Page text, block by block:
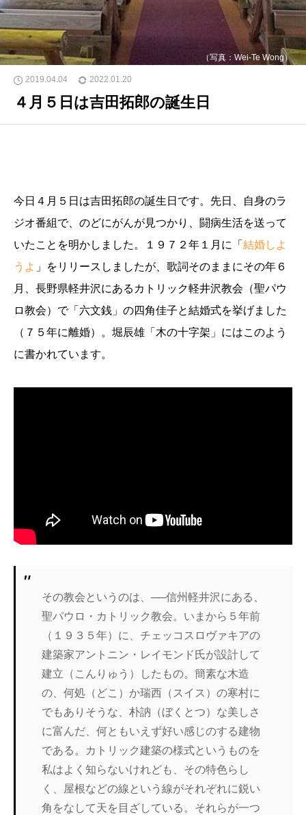
（写真：Wei-Te Wong）
2019.04.04 2022.01.20
４月５日は吉田拓郎の誕生日
今日４月５日は吉田拓郎の誕生日です。先日、自身のラ
ジオ番組で、のどにがんが見つかり、闘病生活を送って
いたことを明かしました。１９７２年１月に「 結婚しよ
うよ 」をリリースしましたが、歌詞そのままにその年６
月、長野県軽井沢にあるカトリック軽井沢教会（聖パウ
ロ教会）で「六文銭」の四角佳子と結婚式を挙げました
（７５年に離婚）。堀辰雄「木の十字架」にはこのよう
に書かれています。
その教会というのは、──信州軽井沢にある、
聖パウロ・カトリック教会。いまから５年前
（１９３５年）に、チェッコスロヴァキアの
建築家アントニン・レイモンド氏が設計して
建立（こんりゅう）したもの。簡素な木造
の、何処（どこ）か瑞西（スイス）の寒村に
でもありそうな、朴訥（ぼくとつ）な美しさ
に富んだ、何ともいえず好い感じのする建物
である。カトリック建築の様式というものを
私はよく知らないけれども、その特色らし
く、屋根などの線という線がそれぞれに鋭い
角をなして天を目ざしている。それらが一つ